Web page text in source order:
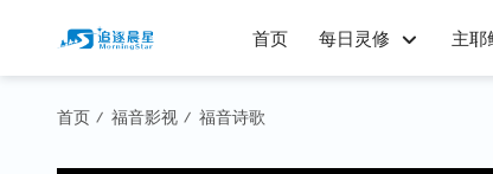
首页 每日灵修 主耶
首页 / 福音影视 / 福音诗歌